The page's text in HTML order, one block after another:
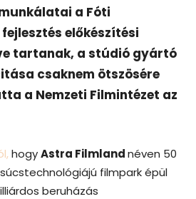
a Fóti
előkészítési
tartanak, a stúdió gyártó
csaknem ötszösére
a Nemzeti Filmintézet az
hogyAstra Filmlandnéven 50
filmpark épül
beruházás